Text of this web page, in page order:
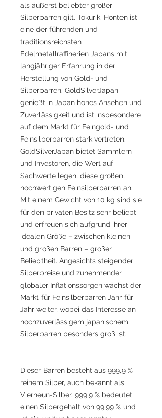
als äußerst beliebter großer
Silberbarren gilt. Tokuriki Honten ist
eine der führenden und
traditionsreichsten
Edelmetallraffinerien Japans mit
langjähriger Erfahrung in der
Herstellung von Gold- und
Silberbarren. GoldSilverJapan
genießt in Japan hohes Ansehen und
Zuverlässigkeit und ist insbesondere
auf dem Markt für Feingold- und
Feinsilberbarren stark vertreten.
GoldSilverJapan bietet Sammlern
und Investoren, die Wert auf
Sachwerte legen, diese großen,
hochwertigen Feinsilberbarren an.
Mit einem Gewicht von 10 kg sind sie
für den privaten Besitz sehr beliebt
und erfreuen sich aufgrund ihrer
idealen Größe – zwischen kleinen
und großen Barren – großer
Beliebtheit. Angesichts steigender
Silberpreise und zunehmender
globaler Inflationssorgen wächst der
Markt für Feinsilberbarren Jahr für
Jahr weiter, wobei das Interesse an
hochzuverlässigem japanischem
Silberbarren besonders groß ist.
Dieser Barren besteht aus 999,9 %
reinem Silber, auch bekannt als
Vierneun-Silber. 999,9 % bedeutet
einen Silbergehalt von 99,99 % und